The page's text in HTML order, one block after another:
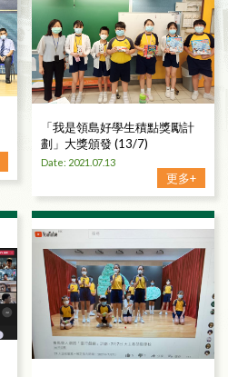
「我是領島好學生積點獎勵計
劃」大獎頒發 (13/7)
Date: 2021.07.13
更多+